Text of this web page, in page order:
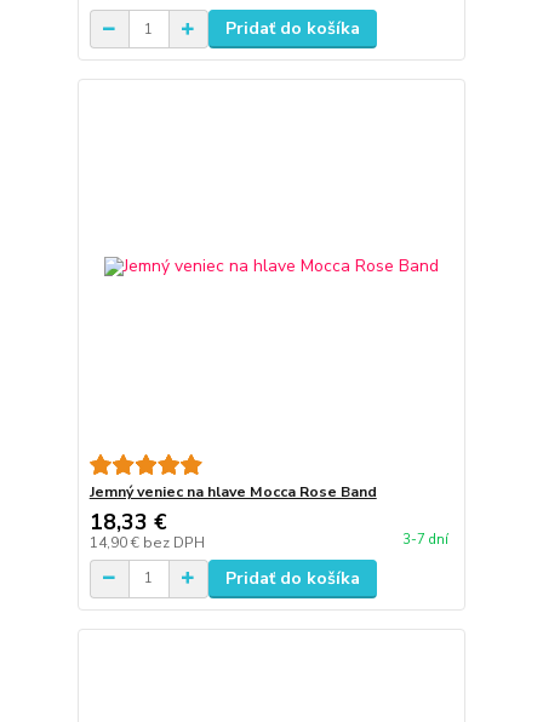
Pridať do košíka
Jemný veniec na hlave Mocca Rose Band
18,33 €
14,90 € bez DPH 3-7 dní
Pridať do košíka